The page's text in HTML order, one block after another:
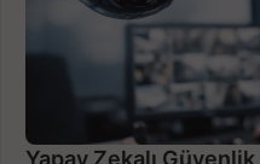
Yapay Zekalı